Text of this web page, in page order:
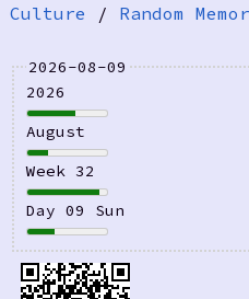
2026-08-09
2026
August
Week 32
Day 09 Sun
Culture / Random